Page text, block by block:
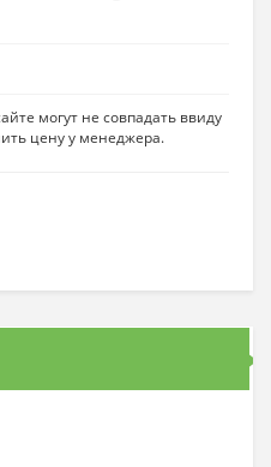
могут не совпадать ввиду
цену у менеджера.